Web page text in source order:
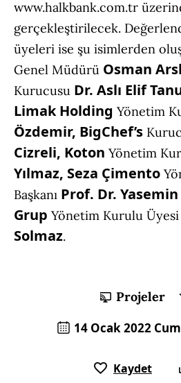
www.halkbank.com.tr
gerçekleştirilecek.
üyeleri ise şu isimlerden
Genel Müdürü Osman
Kurucusu Dr. Aslı Elif
Limak Holding Yönetim
Özdemir, BigChef’s
Cizreli, Koton Yönetim
Yılmaz, Seza Çimento
Başkanı Prof. Dr. Yasemin
Grup Yönetim Kurulu Üyesi
Solmaz.
Projeler
14 Ocak 2022
Kaydet